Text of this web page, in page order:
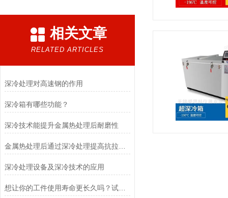
相关文章
RELATED ARTICLES
深冷处理对高速钢的作用
深冷箱有哪些功能？
深冷技术能提升金属热处理后耐磨性
深冷处理设备及深冷技术的应用
想让你的工件使用寿命更长久吗？试试工具钢液氮深冷设备吧